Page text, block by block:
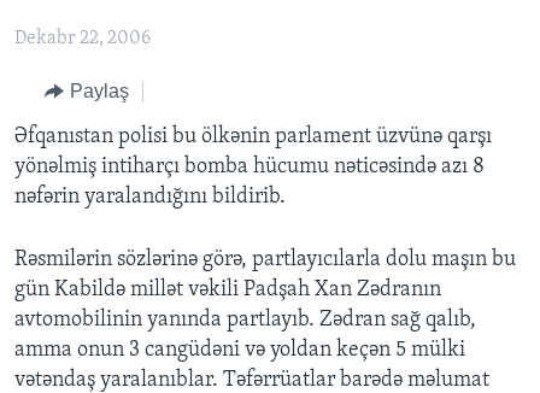
to
Navigation
Skip
to
Search
DÜNYAYA BAXIŞ
FAKTLAR NƏ DEYIR?
DÜNYA
UKRAYNA BÖHRANI
İSRAIL-HƏMAS MÜNAQIŞƏSI
ABŞ
ABŞ SEÇKILƏRI 2024
İRAN AZƏRBAYCANI
VIDEOLAR
BAŞ MƏQALƏ
LEARNING ENGLISH
Dekabr 22, 2006
Paylaş
Əfqanıstan polisi bu ölkənin parlament üzvünə qarşı
yönəlmiş intiharçı bomba hücumu nəticəsində azı 8
nəfərin yaralandığını bildirib.
Rəsmilərin sözlərinə görə, partlayıcılarla dolu maşın bu
gün Kabildə millət vəkili Padşah Xan Zədranın
avtomobilinin yanında partlayıb. Zədran sağ qalıb,
amma onun 3 cangüdəni və yoldan keçən 5 mülki
vətəndaş yaralanıblar. Təfərrüatlar barədə məlumat